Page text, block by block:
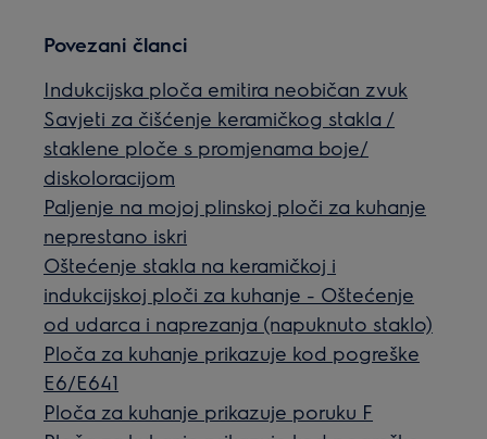
Povezani članci
Indukcijska ploča emitira neobičan zvuk
Savjeti za čišćenje keramičkog stakla /
staklene ploče s promjenama boje/
diskoloracijom
Paljenje na mojoj plinskoj ploči za kuhanje
neprestano iskri
Oštećenje stakla na keramičkoj i
indukcijskoj ploči za kuhanje - Oštećenje
od udarca i naprezanja (napuknuto staklo)
Ploča za kuhanje prikazuje kod pogreške
E6/E641
Ploča za kuhanje prikazuje poruku F